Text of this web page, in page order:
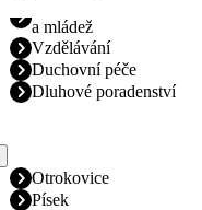
a mládež
Vzdělávání
Duchovní péče
Dluhové poradenství
Otrokovice
Písek